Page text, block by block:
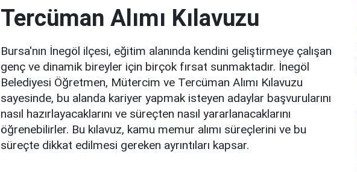
Tercüman Alımı Kılavuzu
Bursa'nın İnegöl ilçesi, eğitim alanında kendini geliştirmeye çalışan
genç ve dinamik bireyler için birçok fırsat sunmaktadır. İnegöl
Belediyesi Öğretmen, Mütercim ve Tercüman Alımı Kılavuzu
sayesinde, bu alanda kariyer yapmak isteyen adaylar başvurularını
nasıl hazırlayacaklarını ve süreçten nasıl yararlanacaklarını
öğrenebilirler. Bu kılavuz, kamu memur alımı süreçlerini ve bu
süreçte dikkat edilmesi gereken ayrıntıları kapsar.